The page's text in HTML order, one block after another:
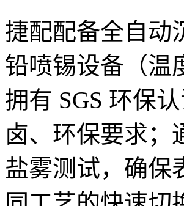
捷配配备全自动
铅喷锡设备（温
拥有 SGS 环保
卤、环保要求；
盐雾测试，确保